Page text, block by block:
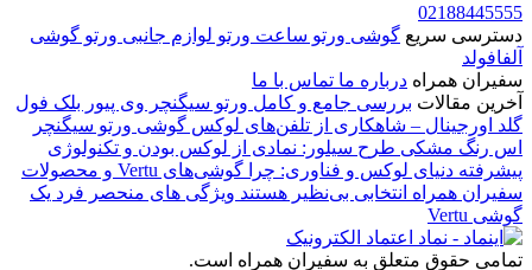
02188445555
دسترسی سریع گوشی ورتو ساعت ورتو لوازم جانبی ورتو گوشی
آلفافولد
سفیران همراه درباره ما تماس با ما
آخرین مقالات بررسی جامع و کامل ورتو سیگنچر وی پیور بلک فول
گلد اورجینال – شاهکاری از تلفن‌های لوکس گوشی ورتو سیگنچر
اس رنگ مشکی طرح سیلور: نمادی از لوکس بودن و تکنولوژی
پیشرفته
دنیای لوکس و فناوری: چرا گوشی‌های Vertu و محصولات
سفیران همراه انتخابی بی‌نظیر هستند ویژگی های منحصر فرد یک
گوشی Vertu
تمامی حقوق متعلق به سفیران همراه است.